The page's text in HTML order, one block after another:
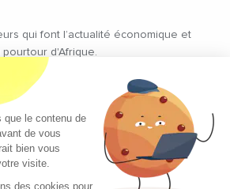
qui font l’actualité économique et
d'Afrique.